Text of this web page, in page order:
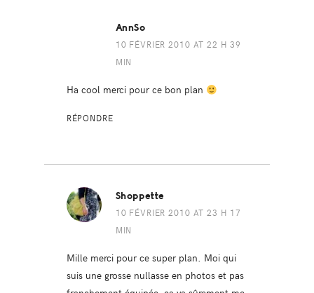
AnnSo
10 FÉVRIER 2010 AT 22 H 39
MIN
Ha cool merci pour ce bon plan
RÉPONDRE
Shoppette
10 FÉVRIER 2010 AT 23 H 17
MIN
Mille merci pour ce super plan. Moi qui
suis une grosse nullasse en photos et pas